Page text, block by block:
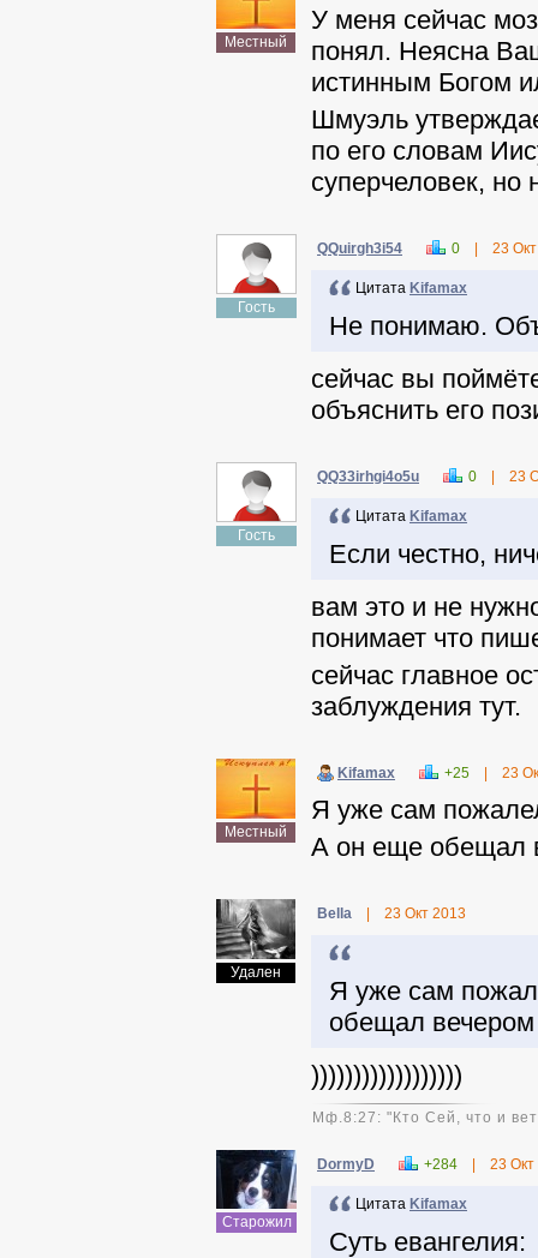
Местный
У меня сейчас
понял. Неясна
истинным Богом
Шмуэль
по его словам
суперчеловек, но
Гость
QQuirgh3i54 0 23
Цитата Kifamax
Не понимаю.
сейчас вы
объяснить его
Гость
QQ33irhgi4o5u 0 23
Цитата Kifamax
Если честно,
вам это и не
понимает что
сейчас главное
заблуждения тут.
Местный
Kifamax +25 23
Я уже сам
А он еще обещал
Удален
Bella 23 Окт 2013
Я уже сам
обещал
))))))))))))))))))
Мф.8:27: "Кто Сей, что и
Старожил
DormyD +284 23 Окт
Цитата Kifamax
Суть евангелия: